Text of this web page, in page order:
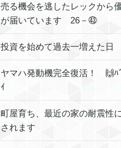
売る機会を逃したレックから
が届いています 26－㊸
投資を始めて過去一増えた日
ヤマハ発動機完全復活！ 🙌ﾊ
ｲ
町屋育ち、最近の家の耐震性
されます